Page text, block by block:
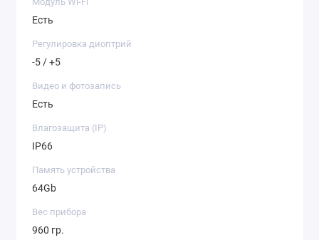
Есть
Регулировка диоптрий
-5 / +5
Видео и фотозапись
Есть
Влагозащита (IP)
IP66
Память устройства
64Gb
Вес прибора
960 гр.